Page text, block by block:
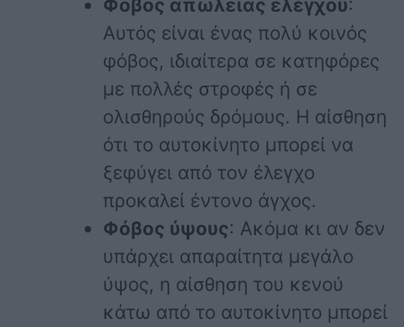
Φόβος απώλειας ελέγχου:
Αυτός είναι ένας πολύ κοινός
φόβος, ιδιαίτερα σε κατηφόρες
με πολλές στροφές ή σε
ολισθηρούς δρόμους. Η αίσθηση
ότι το αυτοκίνητο μπορεί να
ξεφύγει από τον έλεγχο
προκαλεί έντονο άγχος.
Φόβος ύψους: Ακόμα κι αν δεν
υπάρχει απαραίτητα μεγάλο
ύψος, η αίσθηση του κενού
κάτω από το αυτοκίνητο μπορεί